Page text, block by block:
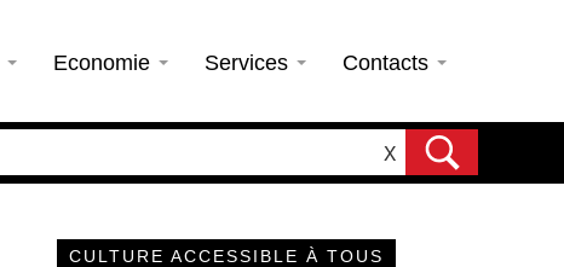
Economie Services Contacts
X
CULTURE ACCESSIBLE À TOUS